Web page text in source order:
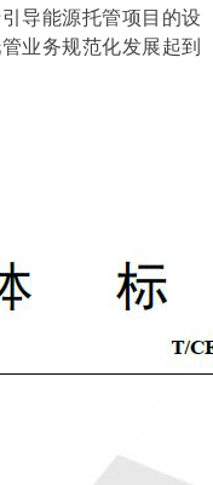
导能源托管项目的设
业务规范化发展起到